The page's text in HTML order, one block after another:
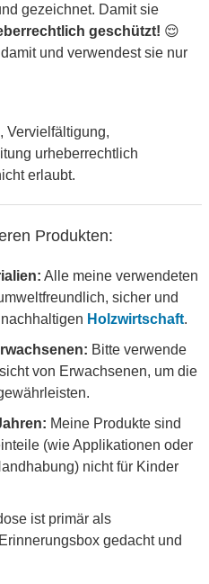
gezeichnet. Damit sie
geschützt! 😌
und verwendest sie nur
Vervielfältigung,
urheberrechtlich
erlaubt.
Produkten:
Alle meine verwendeten
sicher und
Holzwirtschaft.
Bitte verwende
von Erwachsenen, um die
Meine Produkte sind
(wie Applikationen oder
nicht für Kinder
ist primär als
gedacht und